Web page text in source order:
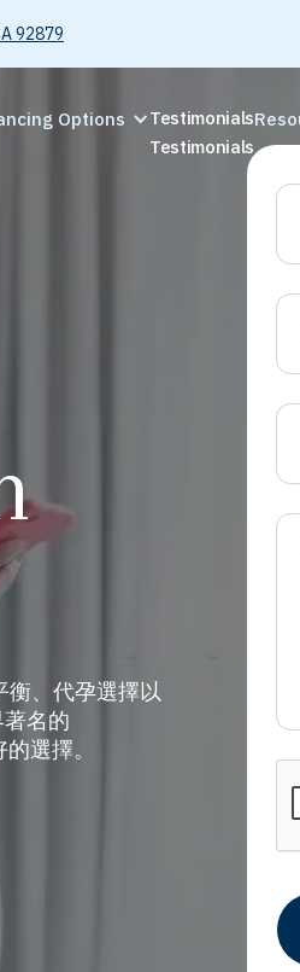
92879
Options
Testimonials
Testimonials
、代孕選擇以
名的
選擇。